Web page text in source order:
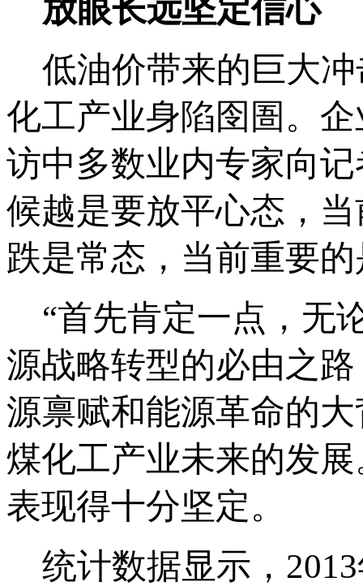
放眼长远坚定信心
低油价带来的巨大冲
化工产业身陷囹圄。
访中多数业内专家向
候越是要放平心态，
跌是常态，当前重要
“首先肯定一点，无
源战略转型的必由之
源禀赋和能源革命的
煤化工产业未来的发
表现得十分坚定。
统计数据显示，